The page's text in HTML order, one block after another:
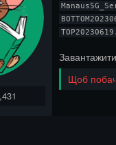
Щоб